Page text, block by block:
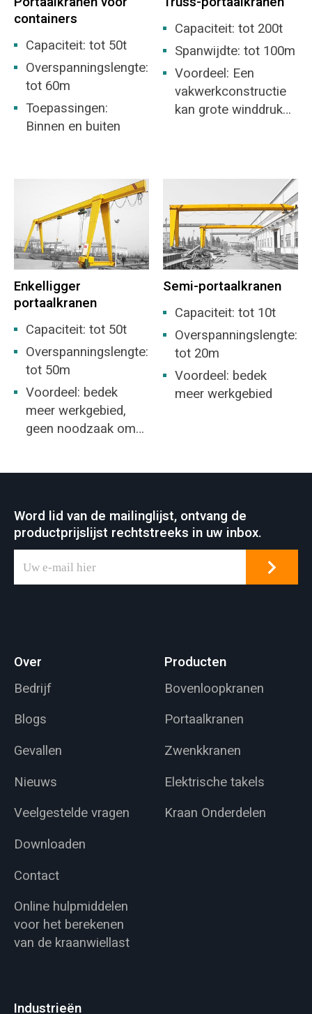
containers
Capaciteit: tot 50t
Overspanningslengte:
tot 60m
Toepassingen:
Binnen en buiten
Capaciteit: tot 200t
Spanwijdte: tot 100m
Voordeel: Een
vakwerkconstructie
kan grote winddruk
Enkelligger
portaalkranen
Capaciteit: tot 50t
Overspanningslengte:
tot 50m
Voordeel: bedek
meer werkgebied,
geen noodzaak om
Semi-portaalkranen
Capaciteit: tot 10t
Overspanningslengte:
tot 20m
Voordeel: bedek
meer werkgebied
Word lid van de mailinglijst, ontvang de
productprijslijst rechtstreeks in uw inbox.
Over
Bedrijf
Blogs
Gevallen
Nieuws
Veelgestelde vragen
Downloaden
Contact
Online hulpmiddelen
voor het berekenen
van de kraanwiellast
Producten
Bovenloopkranen
Portaalkranen
Zwenkkranen
Elektrische takels
Kraan Onderdelen
Industrieën